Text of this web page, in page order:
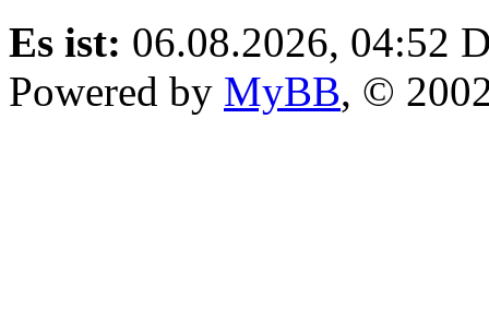
Es ist: 06.08.2026, 04:52
Powered by MyBB, ©